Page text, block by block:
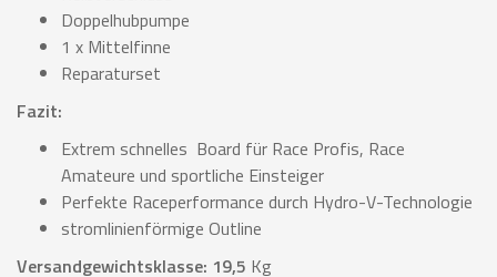
Doppelhubpumpe
1 x Mittelfinne
Reparaturset
Fazit:
Extrem schnelles Board für Race Profis, Race
Amateure und sportliche Einsteiger
Perfekte Raceperformance durch Hydro-V-Technologie
stromlinienförmige Outline
Versandgewichtsklasse: 19,5 Kg